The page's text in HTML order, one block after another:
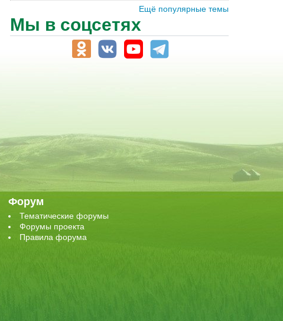
Ещё популярные темы
Мы в соцсетях
Форум
Тематические форумы
Форумы проекта
Правила форума